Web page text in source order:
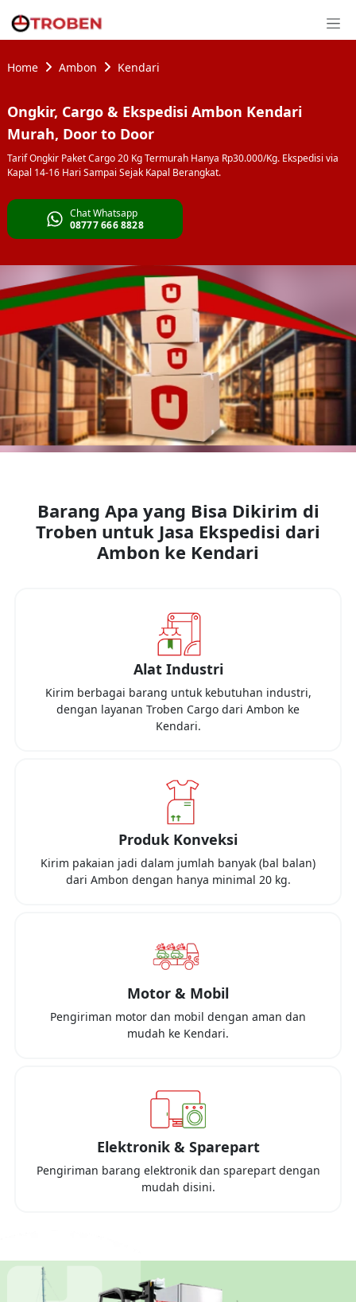
Home Ambon Kendari
Ongkir, Cargo & Ekspedisi Ambon Kendari
Murah, Door to Door
Tarif Ongkir Paket Cargo 20 Kg Termurah Hanya Rp30.000/Kg. Ekspedisi via
Kapal 14-16 Hari Sampai Sejak Kapal Berangkat.
Chat Whatsapp
08777 666 8828
Barang Apa yang Bisa Dikirim di
Troben untuk Jasa Ekspedisi dari
Ambon ke Kendari
Alat Industri
Kirim berbagai barang untuk kebutuhan industri,
dengan layanan Troben Cargo dari Ambon ke
Kendari.
Produk Konveksi
Kirim pakaian jadi dalam jumlah banyak (bal balan)
dari Ambon dengan hanya minimal 20 kg.
Motor & Mobil
Pengiriman motor dan mobil dengan aman dan
mudah ke Kendari.
Elektronik & Sparepart
Pengiriman barang elektronik dan sparepart dengan
mudah disini.